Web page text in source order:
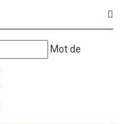
Mot de